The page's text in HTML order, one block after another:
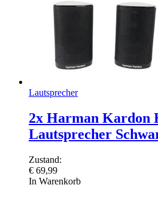
Lautsprecher
2x Harman Kardon
Lautsprecher
Zustand:
€ 69,99
In Warenkorb